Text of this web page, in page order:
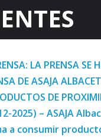
LA PRENSA SE
DE ASAJA
DE
2025) – ASAJA
a consumir